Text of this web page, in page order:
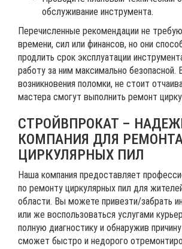
обслуживание инструмента.
Перечисленные рекомендации не
времени, сил или финансов, но они
продлить срок эксплуатации
работу за ним максимально безопасной.
возникновения поломки, не стоит
мастера смогут выполнить ремонт
СТРОЙВПРОКАТ –
КОМПАНИЯ ДЛЯ
ЦИРКУЛЯРНЫХ ПИЛ
Наша компания предоставляет
по ремонту циркулярных пил для
области. Вы можете привезти/забрать
или же воспользоваться услугами
полную диагностику и обнаружив
сможет быстро и недорого